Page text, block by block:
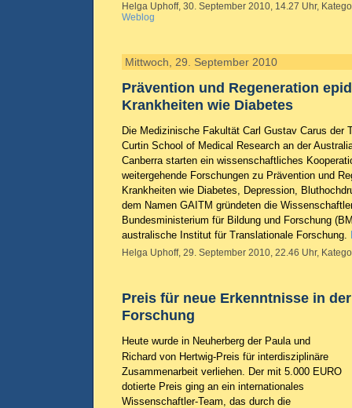
Helga Uphoff, 30. September 2010, 14.27 Uhr,
Weblog
Mittwoch, 29. September 2010
Prävention und Regeneration
Krankheiten wie Diabetes
Die Medizinische Fakultät Carl Gustav Carus der
Curtin School of Medical Research an der
Canberra starten ein wissenschaftliches
weitergehende Forschungen zu Prävention und
Krankheiten wie Diabetes, Depression,
dem Namen GAITM gründeten die
Bundesministerium für Bildung und Forschung
australische Institut für Translationale Forschung.
Helga Uphoff, 29. September 2010, 22.46 Uhr,
Preis für neue Erkenntnisse in
Forschung
Heute wurde in Neuherberg der Paula und
Richard von Hertwig-Preis für interdisziplinäre
Zusammenarbeit verliehen. Der mit 5.000 EURO
dotierte Preis ging an ein internationales
Wissenschaftler-Team, das durch die